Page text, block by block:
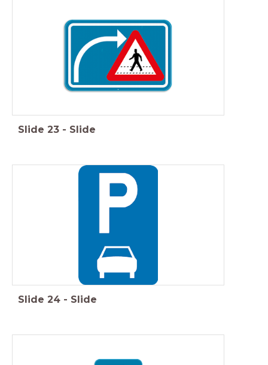
Slide 23 - Slide
Slide 24 - Slide